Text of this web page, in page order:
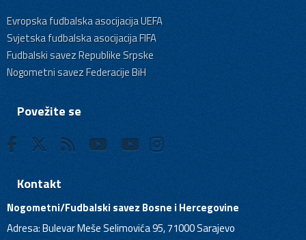
Evropska fudbalska asocijacija UEFA
Svjetska fudbalska asocijacija FIFA
Fudbalski savez Republike Srpske
Nogometni savez Federacije BiH
Povežite se
Kontakt
Nogometni/Fudbalski savez Bosne i Hercegovine
Adresa: Bulevar Meše Selimovića 95, 71000 Sarajevo